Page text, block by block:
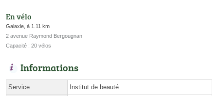
En vélo
Galaxie, à 1.11 km
2 avenue Raymond Bergougnan
Capacité : 20 vélos
Informations
Service Institut de beauté